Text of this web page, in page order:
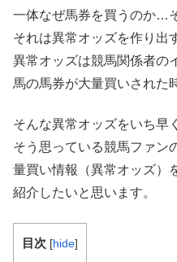
一体なぜ馬券を買うのか…
それは異常オッズを作り出
異常オッズは競馬関係者の
馬の馬券が大量買いされた
そんな異常オッズをいち早
そう思っている競馬ファン
量買い情報（異常オッズ）
紹介したいと思います。
目次 [hide]